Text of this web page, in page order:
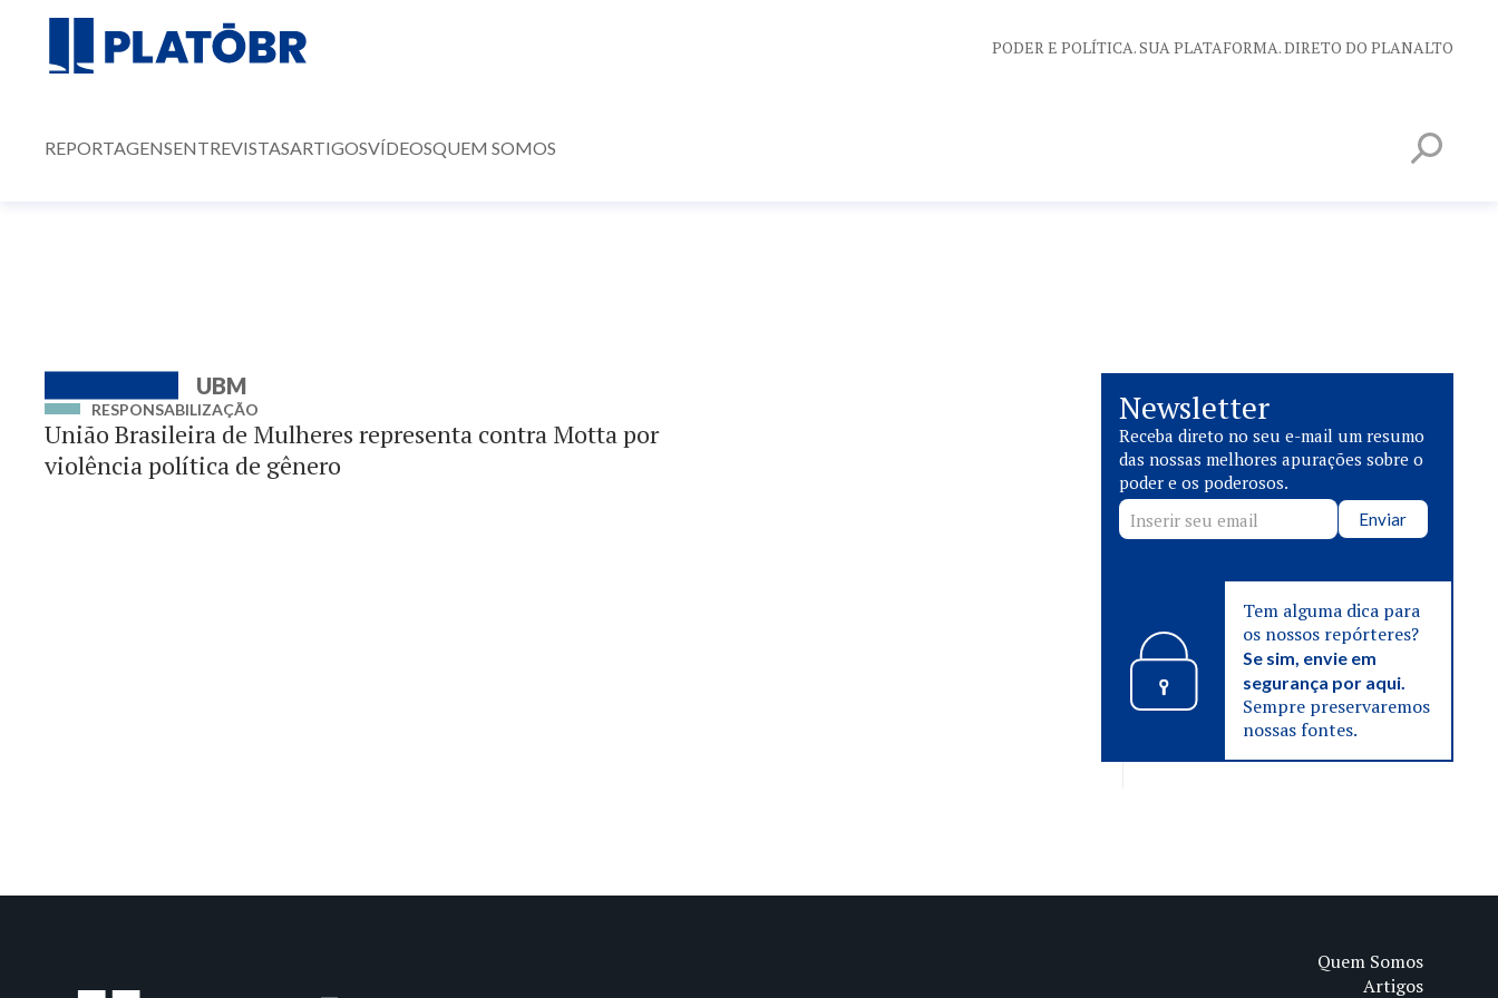
PODER E POLÍTICA. SUA PLATAFORMA. DIRETO DO PLANALTO
REPORTAGENSENTREVISTASARTIGOSVÍDEOSQUEM SOMOS
UBM
RESPONSABILIZAÇÃO
União Brasileira de Mulheres representa contra Motta por
violência política de gênero
Newsletter
Receba direto no seu e-mail um resumo
das nossas melhores apurações sobre o
poder e os poderosos.
Enviar
Tem alguma dica para
os nossos repórteres?
Se sim, envie em
segurança por aqui.
Sempre preservaremos
nossas fontes.
Quem Somos
Artigos